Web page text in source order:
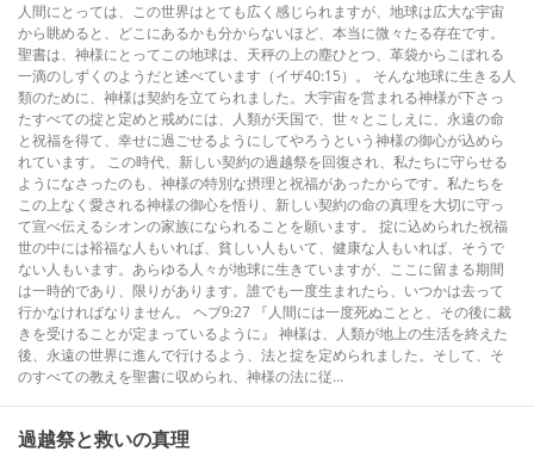
人間にとっては、この世界はとても広く感じられますが、地球は広大な宇宙
から眺めると、どこにあるかも分からないほど、本当に微々たる存在です。
聖書は、神様にとってこの地球は、天秤の上の塵ひとつ、革袋からこぼれる
一滴のしずくのようだと述べています（イザ40:15）。 そんな地球に生きる人
類のために、神様は契約を立てられました。大宇宙を営まれる神様が下さっ
たすべての掟と定めと戒めには、人類が天国で、世々とこしえに、永遠の命
と祝福を得て、幸せに過ごせるようにしてやろうという神様の御心が込めら
れています。 この時代、新しい契約の過越祭を回復され、私たちに守らせる
ようになさったのも、神様の特別な摂理と祝福があったからです。私たちを
この上なく愛される神様の御心を悟り、新しい契約の命の真理を大切に守っ
て宣べ伝えるシオンの家族になられることを願います。 掟に込められた祝福
世の中には裕福な人もいれば、貧しい人もいて、健康な人もいれば、そうで
ない人もいます。あらゆる人々が地球に生きていますが、ここに留まる期間
は一時的であり、限りがあります。誰でも一度生まれたら、いつかは去って
行かなければなりません。 ヘブ9:27 『人間には一度死ぬことと、その後に裁
きを受けることが定まっているように』 神様は、人類が地上の生活を終えた
後、永遠の世界に進んで行けるよう、法と掟を定められました。そして、そ
のすべての教えを聖書に収められ、神様の法に従...
過越祭と救いの真理